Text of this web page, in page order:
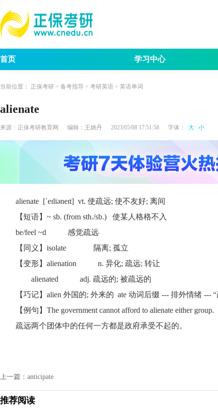
首页 学习中心
招生简章
当前位置： 正保考研 > 备考指导 > 考研英语 > 英语单词
alienate
来源： 正保考研教育网 编辑： 王姚丹 2023/05/08 17:51:58 字体： 大 小
alienate [ˈeɪliəneɪt] vt. 使疏远; 使不友好; 离间
【短语】~ sb. (from sth./sb.) 使某人格格不入
be/feel ~d 感觉疏远
【同义】isolate 隔离; 孤立
【变形】alienation n. 异化; 疏远; 转让
alienated adj. 疏远的; 被疏远的
【巧记】alien 外国的; 外来的 ate 动词后缀 --- 排外情绪 ---
【例句】The government cannot afford to alienate either group.
疏远两个团体中的任何一方都是政府承受不起的。
上一篇：anticipate
推荐阅读